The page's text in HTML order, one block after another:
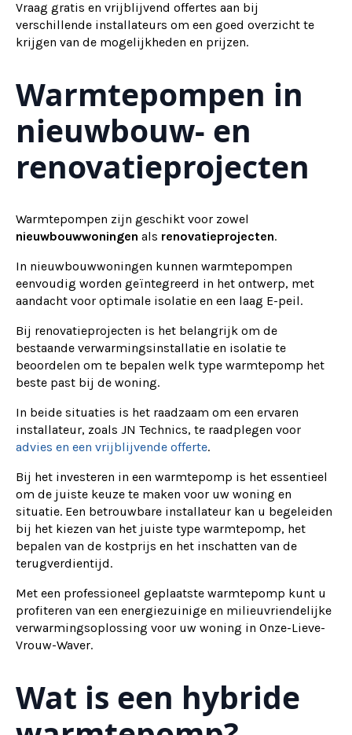
Vraag gratis en vrijblijvend offertes aan bij
verschillende installateurs om een goed overzicht te
krijgen van de mogelijkheden en prijzen.
Warmtepompen in
nieuwbouw- en
renovatieprojecten
Warmtepompen zijn geschikt voor zowel
nieuwbouwwoningen als renovatieprojecten.
In nieuwbouwwoningen kunnen warmtepompen
eenvoudig worden geïntegreerd in het ontwerp, met
aandacht voor optimale isolatie en een laag E-peil.
Bij renovatieprojecten is het belangrijk om de
bestaande verwarmingsinstallatie en isolatie te
beoordelen om te bepalen welk type warmtepomp het
beste past bij de woning.
In beide situaties is het raadzaam om een ervaren
installateur, zoals JN Technics, te raadplegen voor
advies en een vrijblijvende offerte.
Bij het investeren in een warmtepomp is het essentieel
om de juiste keuze te maken voor uw woning en
situatie. Een betrouwbare installateur kan u begeleiden
bij het kiezen van het juiste type warmtepomp, het
bepalen van de kostprijs en het inschatten van de
terugverdientijd.
Met een professioneel geplaatste warmtepomp kunt u
profiteren van een energiezuinige en milieuvriendelijke
verwarmingsoplossing voor uw woning in Onze-Lieve-
Vrouw-Waver.
Wat is een hybride